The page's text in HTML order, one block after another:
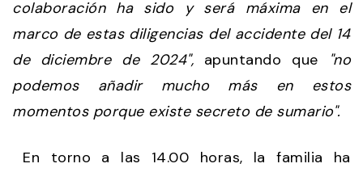
colaboración ha sido y será máxima en el
marco de estas diligencias del accidente del 14
de diciembre de 2024", apuntando que
"no
podemos añadir mucho más en estos
momentos porque existe secreto de sumario".
En torno a las 14.00 horas, la familia ha